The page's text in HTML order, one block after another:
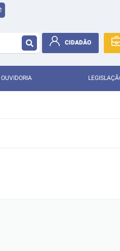
CIDADÃO
OUVIDORIA